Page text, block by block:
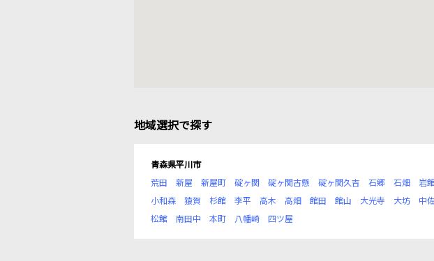
地域選択で探す
青森県平川市
荒田
新屋 新屋町 碇ヶ関 碇ヶ関古懸 碇ヶ関久吉 石郷 石畑 岩
小和森
猿賀 杉館 李平 高木 高畑 館田 館山 大光寺 大坊 中
松館
南田中 本町 八幡崎 四ツ屋